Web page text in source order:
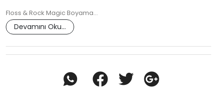
Floss & Rock Magic Boyama…
Devamını Oku...